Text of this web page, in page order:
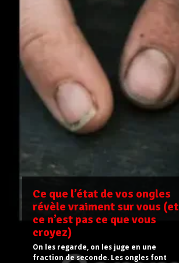
Ce que l’état de vos ongles
révèle vraiment sur vous (et
ce n’est pas ce que vous
croyez)
On les regarde, on les juge en une
fraction de seconde. Les ongles font